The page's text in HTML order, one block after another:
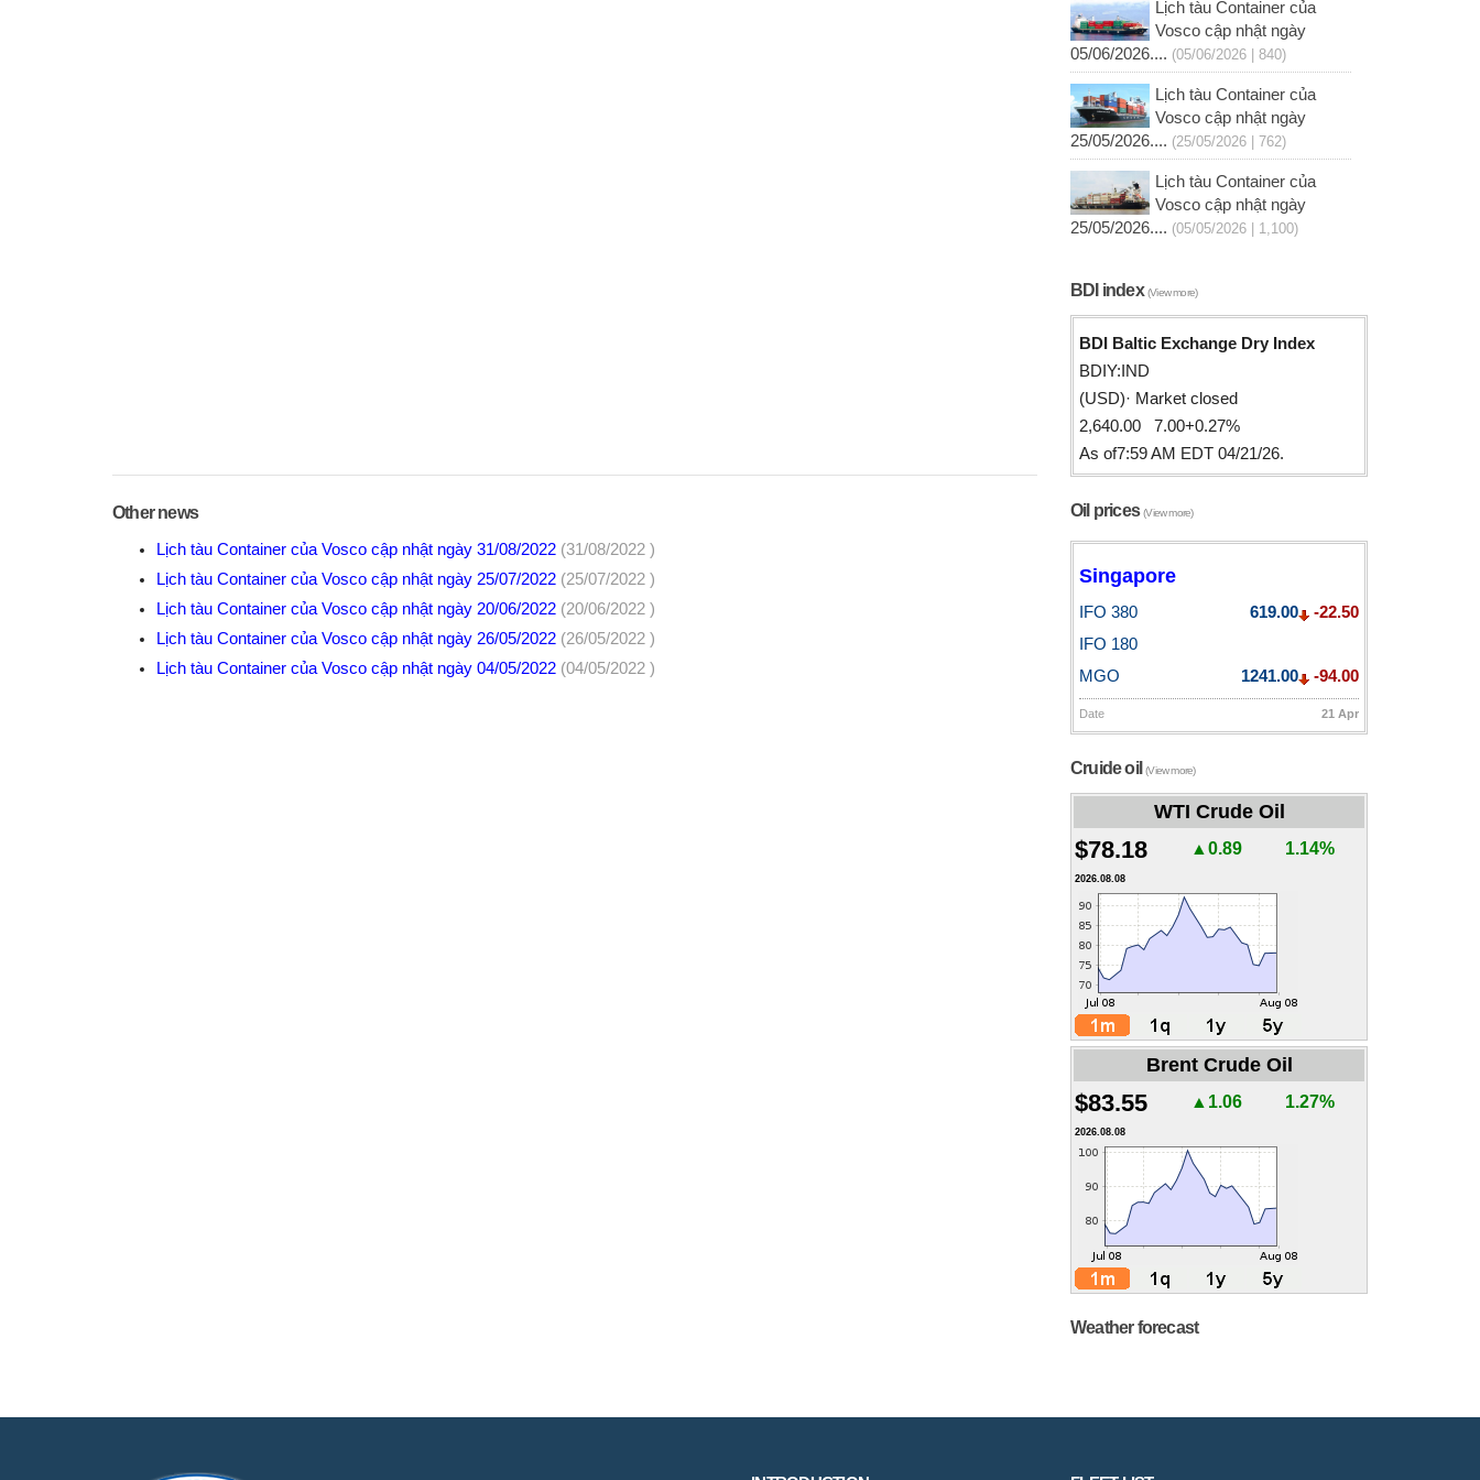
Other news
Lịch tàu Container của Vosco cập nhật ngày 31/08/2022 (31/08/2022 )
Lịch tàu Container của Vosco cập nhật ngày 25/07/2022 (25/07/2022 )
Lịch tàu Container của Vosco cập nhật ngày 20/06/2022 (20/06/2022 )
Lịch tàu Container của Vosco cập nhật ngày 26/05/2022 (26/05/2022 )
Lịch tàu Container của Vosco cập nhật ngày 04/05/2022 (04/05/2022 )
Lịch tàu Container của
Vosco cập nhật ngày
05/06/2026.... (05/06/2026 | 840)
Lịch tàu Container của
Vosco cập nhật ngày
25/05/2026.... (25/05/2026 | 762)
Lịch tàu Container của
Vosco cập nhật ngày
25/05/2026.... (05/05/2026 | 1,100)
BDI index(View more)
BDI Baltic Exchange Dry Index
BDIY:IND
(USD)· Market closed
2,640.00 7.00+0.27%
As of7:59 AM EDT 04/21/26.
Oil prices(View more)
Singapore
IFO 380 619.00
-22.50
IFO 180
MGO
1241.00 -94.00
Date 21 Apr
Cruide oil(View more)
WTI Crude Oil
$78.18 ▲0.89 1.14%
2026.08.08
Brent Crude Oil
$83.55 ▲1.06 1.27%
2026.08.08
Weather forecast